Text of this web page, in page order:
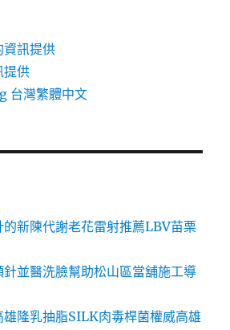
資訊提供
提供
台灣繁體中文
的新陳代謝老花雷射推薦LBV苗栗
並醫洗臉幫助松山區當舖施工導
雄隆乳抽脂SILK肉毒桿菌權威高雄